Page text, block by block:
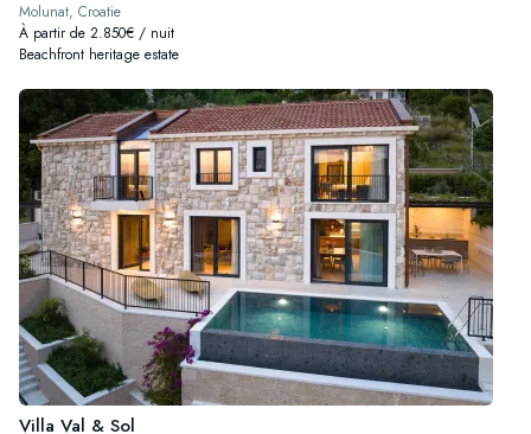
Molunat, Croatie
À partir de 2.850€ / nuit
Beachfront heritage estate
Villa Val & Sol